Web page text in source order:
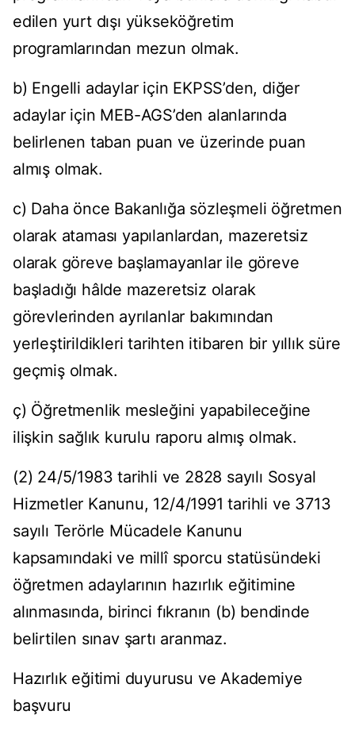
edilen yurt dışı yükseköğretim
programlarından mezun olmak.
b) Engelli adaylar için EKPSS’den, diğer
adaylar için MEB-AGS’den alanlarında
belirlenen taban puan ve üzerinde puan
almış olmak.
c) Daha önce Bakanlığa sözleşmeli öğretmen
olarak ataması yapılanlardan, mazeretsiz
olarak göreve başlamayanlar ile göreve
başladığı hâlde mazeretsiz olarak
görevlerinden ayrılanlar bakımından
yerleştirildikleri tarihten itibaren bir yıllık süre
geçmiş olmak.
ç) Öğretmenlik mesleğini yapabileceğine
ilişkin sağlık kurulu raporu almış olmak.
(2) 24/5/1983 tarihli ve 2828 sayılı Sosyal
Hizmetler Kanunu, 12/4/1991 tarihli ve 3713
sayılı Terörle Mücadele Kanunu
kapsamındaki ve millî sporcu statüsündeki
öğretmen adaylarının hazırlık eğitimine
alınmasında, birinci fıkranın (b) bendinde
belirtilen sınav şartı aranmaz.
Hazırlık eğitimi duyurusu ve Akademiye
başvuru